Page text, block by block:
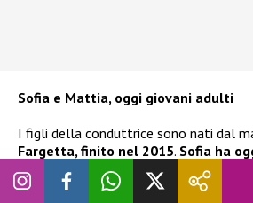
Sofia e Mattia, oggi giovani adulti
I figli della conduttrice sono nati dal
Fargetta, finito nel 2015. Sofia ha
18
. Proprio in occasione della
Federica aveva scritto parole intense e